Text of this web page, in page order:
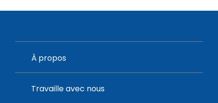
À propos
Travaille avec nous